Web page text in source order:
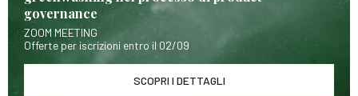
governance
ZOOM MEETING
Offerte per iscrizioni entro il 02/09
SCOPRI I DETTAGLI